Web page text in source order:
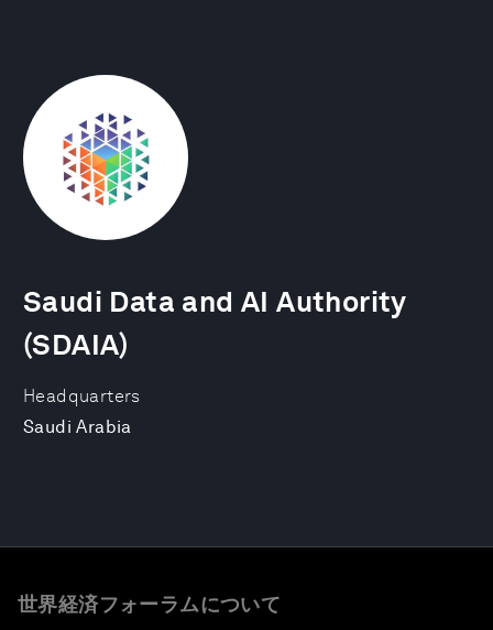
Headquarters
Saudi Arabia
Saudi Data and AI Authority
(SDAIA)
世界経済フォーラムについて